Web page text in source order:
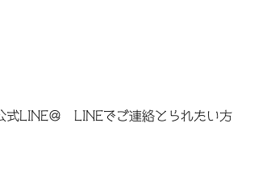
LINE＠ LINEでご連絡とられたい方